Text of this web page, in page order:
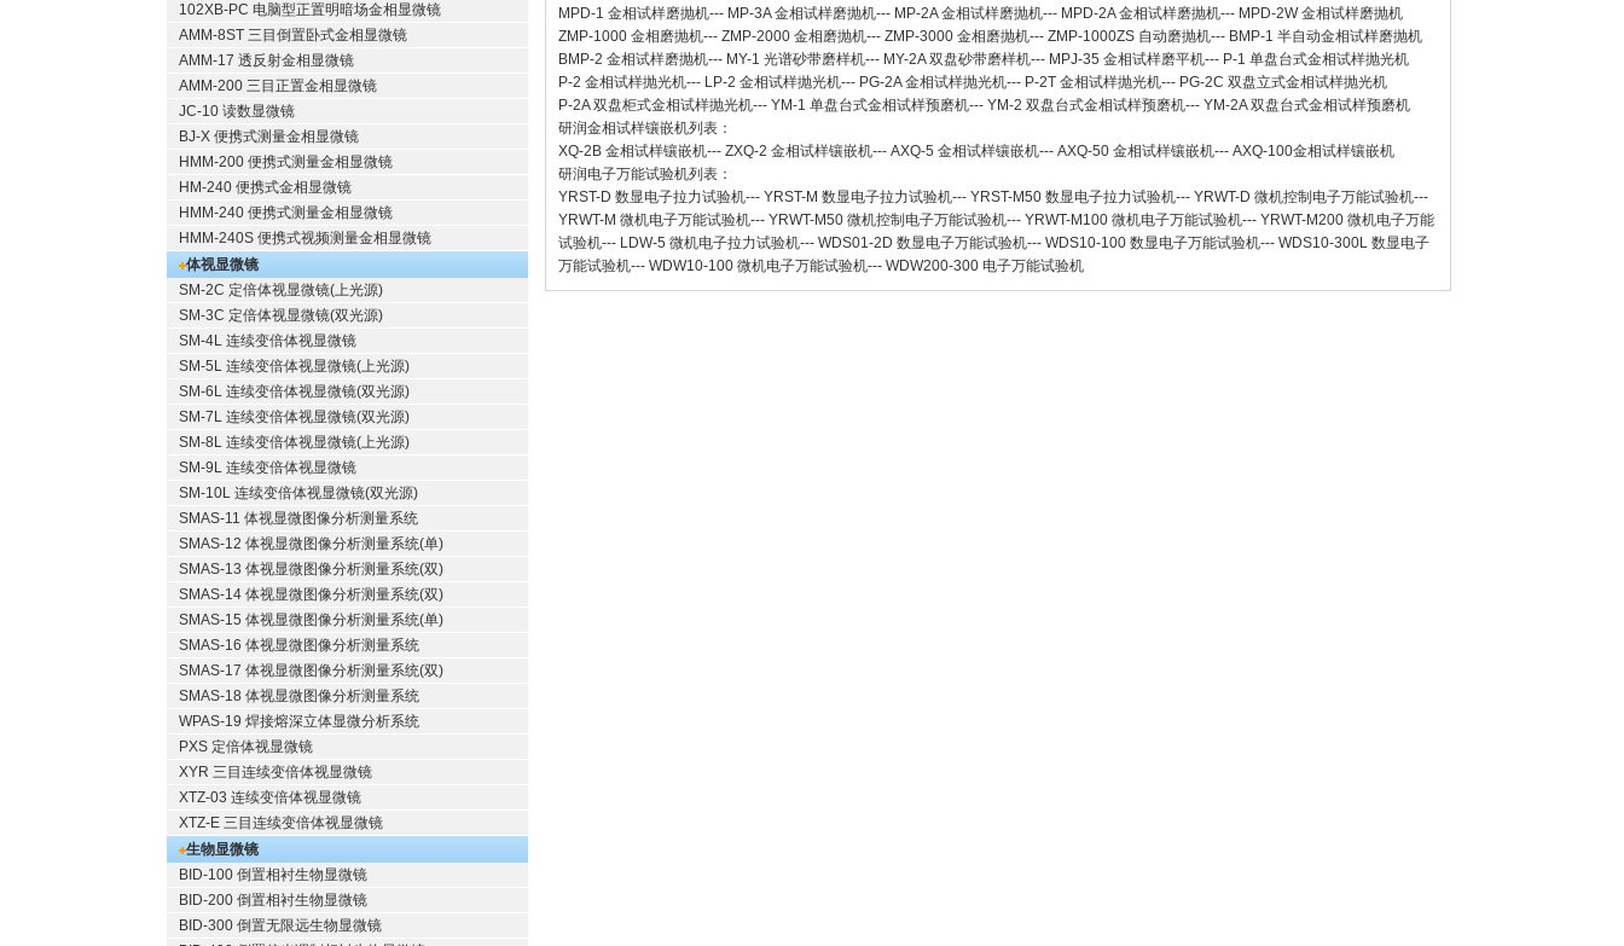
102XB-PC 电脑型正置明暗场金相显微镜
AMM-8ST 三目倒置卧式金相显微镜
AMM-17 透反射金相显微镜
AMM-200 三目正置金相显微镜
JC-10 读数显微镜
BJ-X 便携式测量金相显微镜
HMM-200 便携式测量金相显微镜
HM-240 便携式金相显微镜
HMM-240 便携式测量金相显微镜
HMM-240S 便携式视频测量金相显微镜
体视显微镜
SM-2C 定倍体视显微镜(上光源)
SM-3C 定倍体视显微镜(双光源)
SM-4L 连续变倍体视显微镜
SM-5L 连续变倍体视显微镜(上光源)
SM-6L 连续变倍体视显微镜(双光源)
SM-7L 连续变倍体视显微镜(双光源)
SM-8L 连续变倍体视显微镜(上光源)
SM-9L 连续变倍体视显微镜
SM-10L 连续变倍体视显微镜(双光源)
SMAS-11 体视显微图像分析测量系统
SMAS-12 体视显微图像分析测量系统(单)
SMAS-13 体视显微图像分析测量系统(双)
SMAS-14 体视显微图像分析测量系统(双)
SMAS-15 体视显微图像分析测量系统(单)
SMAS-16 体视显微图像分析测量系统
SMAS-17 体视显微图像分析测量系统(双)
SMAS-18 体视显微图像分析测量系统
WPAS-19 焊接熔深立体显微分析系统
PXS 定倍体视显微镜
XYR 三目连续变倍体视显微镜
XTZ-03 连续变倍体视显微镜
XTZ-E 三目连续变倍体视显微镜
生物显微镜
BID-100 倒置相衬生物显微镜
BID-200 倒置相衬生物显微镜
BID-300 倒置无限远生物显微镜
MPD-1 金相试样磨抛机--- MP-3A 金相试样磨抛机--- MP-2A 金相试样磨抛机--- MPD-2A 金相试样磨抛机--- MPD-2W 金相试样磨抛机
ZMP-1000 金相磨抛机--- ZMP-2000 金相磨抛机--- ZMP-3000 金相磨抛机--- ZMP-1000ZS 自动磨抛机--- BMP-1 半自动金相试样磨抛机
BMP-2 金相试样磨抛机--- MY-1 光谱砂带磨样机--- MY-2A 双盘砂带磨样机--- MPJ-35 金相试样磨平机--- P-1 单盘台式金相试样抛光机
P-2 金相试样抛光机--- LP-2 金相试样抛光机--- PG-2A 金相试样抛光机--- P-2T 金相试样抛光机--- PG-2C 双盘立式金相试样抛光机
P-2A 双盘柜式金相试样抛光机--- YM-1 单盘台式金相试样预磨机--- YM-2 双盘台式金相试样预磨机--- YM-2A 双盘台式金相试样预磨机
研润金相试样镶嵌机列表：
XQ-2B 金相试样镶嵌机--- ZXQ-2 金相试样镶嵌机--- AXQ-5 金相试样镶嵌机--- AXQ-50 金相试样镶嵌机--- AXQ-100金相试样镶嵌机
研润电子万能试验机列表：
YRST-D 数显电子拉力试验机--- YRST-M 数显电子拉力试验机--- YRST-M50 数显电子拉力试验机--- YRWT-D 微机控制电子万能试验机---
YRWT-M 微机电子万能试验机--- YRWT-M50 微机控制电子万能试验机--- YRWT-M100 微机电子万能试验机--- YRWT-M200 微机电子万能
试验机--- LDW-5 微机电子拉力试验机--- WDS01-2D 数显电子万能试验机--- WDS10-100 数显电子万能试验机--- WDS10-300L 数显电子
万能试验机--- WDW10-100 微机电子万能试验机--- WDW200-300 电子万能试验机